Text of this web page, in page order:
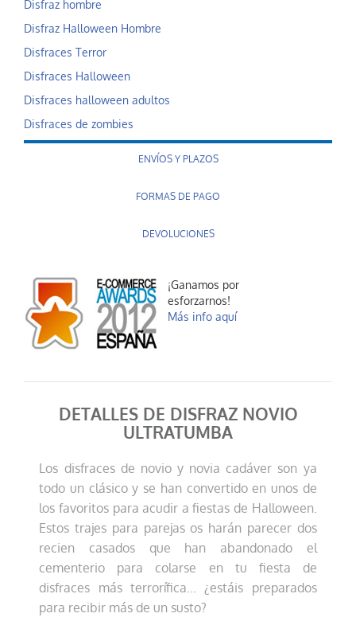
Disfraz hombre
Disfraz Halloween Hombre
Disfraces Terror
Disfraces Halloween
Disfraces halloween adultos
Disfraces de zombies
ENVÍOS Y PLAZOS
FORMAS DE PAGO
DEVOLUCIONES
¡Ganamos por
esforzarnos!
Más info aquí
DETALLES DE DISFRAZ NOVIO
ULTRATUMBA
Los disfraces de novio y novia cadáver son ya
todo un clásico y se han convertido en unos de
los favoritos para acudir a fiestas de Halloween.
Estos trajes para parejas os harán parecer dos
recien casados que han abandonado el
cementerio para colarse en tu fiesta de
disfraces más terrorífica... ¿estáis preparados
para recibir más de un susto?